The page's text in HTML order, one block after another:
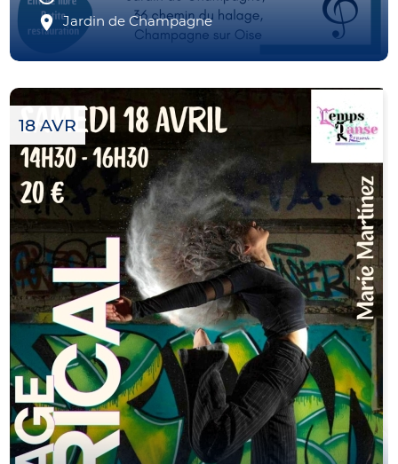
Jardin de Champagne
18 AVR